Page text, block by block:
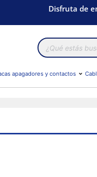
Disfruta de
Búsqueda
de
productos
apagadores y contactos